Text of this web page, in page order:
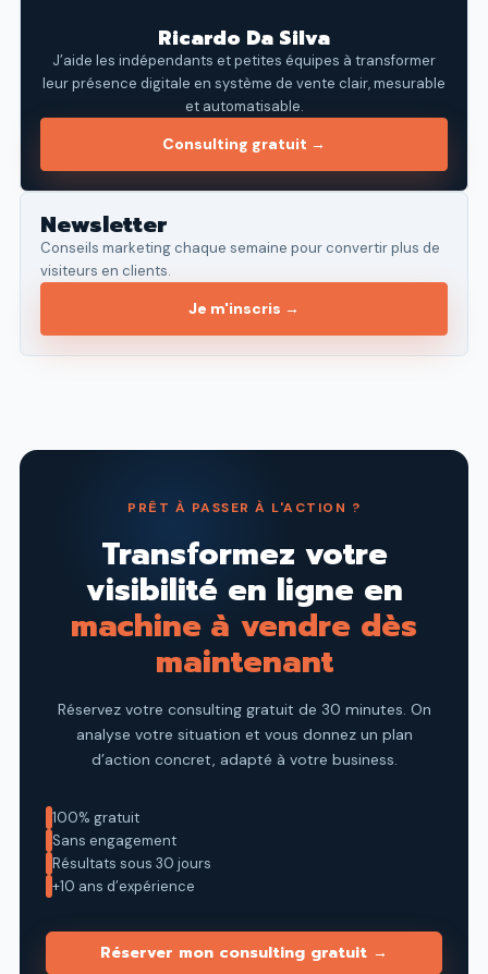
Ricardo Da Silva
J’aide les indépendants et petites équipes à transformer
leur présence digitale en système de vente clair, mesurable
et automatisable.
Consulting gratuit →
Newsletter
Conseils marketing chaque semaine pour convertir plus de
visiteurs en clients.
Je m'inscris →
PRÊT À PASSER À L'ACTION ?
Transformez votre
visibilité en ligne en
machine à vendre dès
maintenant
Réservez votre consulting gratuit de 30 minutes. On
analyse votre situation et vous donnez un plan
d’action concret, adapté à votre business.
100% gratuit
Sans engagement
Résultats sous 30 jours
+10 ans d’expérience
Réserver mon consulting gratuit →